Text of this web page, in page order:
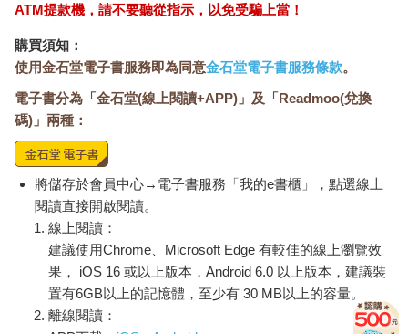
輕微的醜聞——書中將加略人猶大（Judas）描繪成失敗的革命
由主義的新聞雜誌《明鏡》（Der Spiegel）譴責它的「社會主義
思維」（socialist mentality）是「反世襲、反資本主義和反教
權」的。東德政府則反過來指責這本書是修正主義者
（revisionist），因此是反共產主義的。但在獲得一些著名的納粹
主義批評者支持後，這本書竟然被分發給西德的學校使用，後來
成了暢銷書。接下來的幾十年間，有多個版本付印，發行量超過
十萬冊。
正是這次對視覺歷史的牛刀小試，帶領了彼得斯進入自己的世界
地圖。1950年代後期，彼得斯創辦了一本馬克斯主義月刊，名為
《科學性社會主義期刊》（Periodikum für wissenschaftlichen
Sozialismus），並擔任編輯。但到了1960年代中期，他的注意力
重新回到世界歷史上，並有了補充一部地圖集的想法。正如他後
來所解釋，他的歷史書是受到「平等的時間代表性」（equal
ATM提款機，請不要聽從指示，以免受騙上當！
購買須知：
使用金石堂電子書服務即為同意金石堂電子書服務條款。
電子書分為「金石堂(線上閱讀+APP)」及「Readmoo(兌換
碼)」兩種：
將儲存於會員中心→電子書服務「我的e書櫃」，點選線上
閱讀直接開啟閱讀。
線上閱讀：
建議使用Chrome、Microsoft Edge 有較佳的線上瀏覽效
果， iOS 16 或以上版本，Android 6.0 以上版本，建議裝
置有6GB以上的記憶體，至少有 30 MB以上的容量。
離線閱讀：